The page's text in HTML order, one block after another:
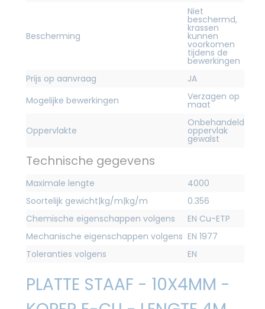
Bescherming
Niet
beschermd,
krassen
kunnen
voorkomen
tijdens de
bewerkingen
Prijs op aanvraag
JA
Mogelijke bewerkingen
Verzagen op
maat
Oppervlakte
Onbehandeld
oppervlak
gewalst
Technische gegevens
Maximale lengte
4000
Soortelijk gewicht|kg/m|kg/m
0.356
Chemische eigenschappen volgens
EN Cu-ETP
Mechanische eigenschappen volgens EN 1977
Toleranties volgens
EN
PLATTE STAAF - 10X4MM -